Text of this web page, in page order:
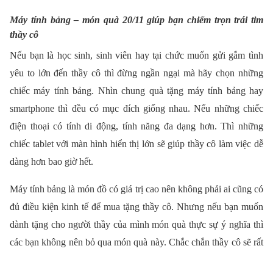
Máy tính bảng – món quà 20/11 giúp bạn chiếm trọn trái tim
thầy cô
Nếu bạn là học sinh, sinh viên hay tại chức muốn gửi gắm tình
yêu to lớn đến thầy cô thì đừng ngần ngại mà hãy chọn những
chiếc máy tính bảng. Nhìn chung quà tặng máy tính bảng hay
smartphone thì đều có mục đích giống nhau. Nếu những chiếc
điện thoại có tính di động, tính năng đa dạng hơn. Thì những
chiếc tablet với màn hình hiển thị lớn sẽ giúp thầy cô làm việc dễ
dàng hơn bao giờ hết.
Máy tính bảng là món đồ có giá trị cao nên không phải ai cũng có
đủ điều kiện kinh tế để mua tặng thầy cô. Nhưng nếu bạn muốn
dành tặng cho người thầy của mình món quà thực sự ý nghĩa thì
các bạn không nên bỏ qua món quà này. Chắc chắn thầy cô sẽ rất